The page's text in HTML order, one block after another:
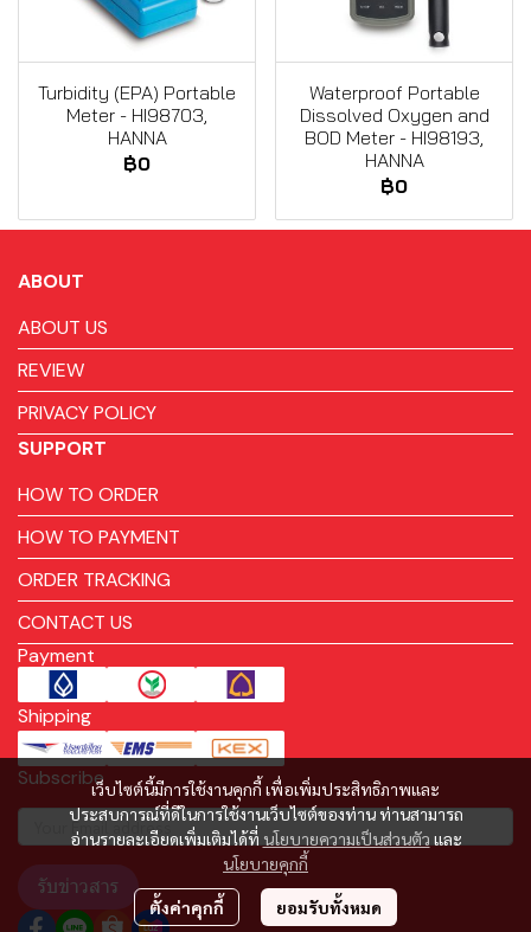
Turbidity (EPA) Portable
Meter - HI98703,
HANNA
฿0
Waterproof Portable
Dissolved Oxygen and
BOD Meter - HI98193,
HANNA
฿0
เว็บไซต์นี้มีการใช้งานคุกกี้ เพื่อเพิ่มประสิทธิภาพและ
ประสบการณ์ที่ดีในการใช้งานเว็บไซต์ของท่าน ท่านสามารถ
อ่านรายละเอียดเพิ่มเติมได้ที่ นโยบายความเป็นส่วนตัว และ
นโยบายคุกกี้
ตั้งค่าคุกกี้ ยอมรับทั้งหมด
ABOUT
ABOUT US
REVIEW
PRIVACY POLICY
SUPPORT
HOW TO ORDER
HOW TO PAYMENT
ORDER TRACKING
CONTACT US
Payment
Shipping
Subscribe
รับข่าวสาร